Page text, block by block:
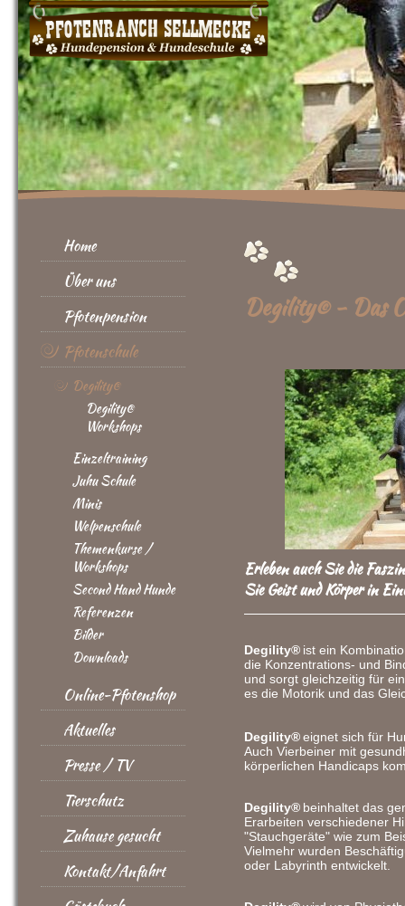
Home
Über uns
Pfotenpension
Pfotenschule
Degility®
Degility®
Workshops
Einzeltraining
Juhu Schule
Minis
Welpenschule
Themenkurse /
Workshops
Second Hand Hunde
Referenzen
Bilder
Downloads
Online-Pfotenshop
Aktuelles
Presse / TV
Tierschutz
Zuhause gesucht
Kontakt/Anfahrt
Degility© - Das
Erleben auch Sie die
Sie Geist und Körper in
Degility® ist ein
die Konzentrations- und
und sorgt gleichzeitig für
es die Motorik und das
Degility®eignet sich für
Auch Vierbeiner mit
körperlichen Handicaps
Degility® beinhaltet das
Erarbeiten verschiedener
"Stauchgeräte" wie zum
Vielmehr wurden
oder Labyrinth entwickelt.